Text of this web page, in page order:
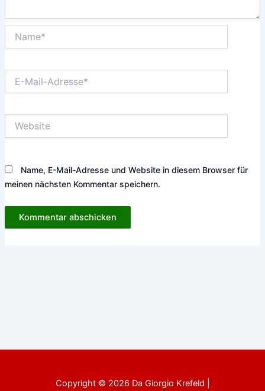
Mail-
Name, E-Mail-Adresse und Website in diesem Browser für
meinen nächsten Kommentar speichern.
Copyright © 2026 Da Giorgio Krefeld |